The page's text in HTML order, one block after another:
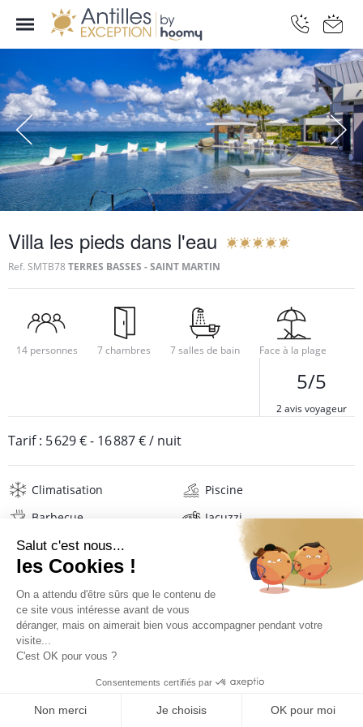
Villa les pieds dans l'eau
Ref. SMTB78 TERRES BASSES - SAINT MARTIN
14 personnes 7 chambres 7 salles de bain Face à la plage
5/5
2 avis voyageur
Tarif : 5 629 €- 16 887 €/ nuit
Climatisation
Piscine
Barbecue
Jacuzzi
Coffre-fort
Télévision
Matériel de sport
Lave-linge
Sèche-linge
Mat. de repassage
Sèche-cheveux
Serviettes de plage
TARIFS ET RÉSERVATION
Description Localisation